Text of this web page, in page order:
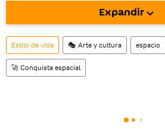
móvil (¡solo para Android!).
También tenemos una cuenta
social rusa VK .
Expandir
Estilo de vida 🎭 Arte y cultura espacio
🚀 Conquista espacial